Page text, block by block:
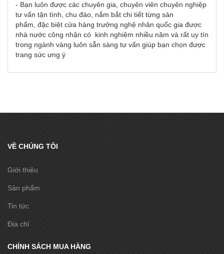
- Bạn luôn được các chuyên gia, chuyên viên chuyên nghiệp
tư vấn tận tình, chu đáo, nắm bắt chi tiết từng sản
phẩm, đặc biệt cửa hàng trưởng nghệ nhân quốc gia được
nhà nước công nhận có kinh nghiệm nhiều năm và rất uy tín
trong ngành vàng luôn sẵn sàng tư vấn giúp bạn chọn được
trang sức ưng ý
VỀ CHÚNG TÔI
Giới thiệu
Sản phẩm
Tin tức
Địa chỉ
CHÍNH SÁCH MUA HÀNG